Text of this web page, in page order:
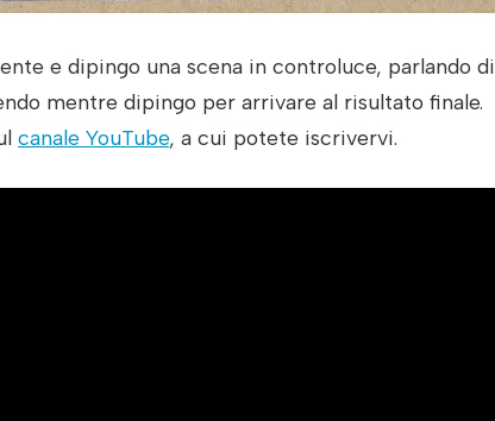
e dipingo una scena in controluce, parlando di
mentre dipingo per arrivare al risultato finale.
canale YouTube, a cui potete iscrivervi.